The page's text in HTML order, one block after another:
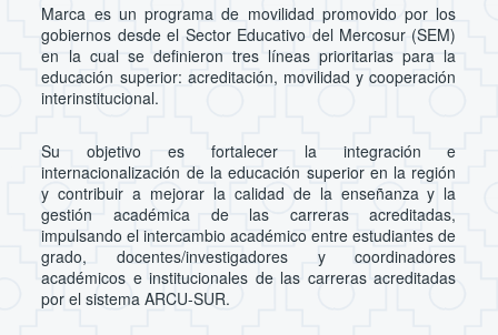
Marca es un programa de movilidad promovido por los
gobiernos desde el Sector Educativo del Mercosur (SEM)
en la cual se definieron tres líneas prioritarias para la
educación superior: acreditación, movilidad y cooperación
interinstitucional.
Su objetivo es fortalecer la integración e
internacionalización de la educación superior en la región
y contribuir a mejorar la calidad de la enseñanza y la
gestión académica de las carreras acreditadas,
impulsando el intercambio académico entre estudiantes de
grado, docentes/investigadores y coordinadores
académicos e institucionales de las carreras acreditadas
por el sistema ARCU-SUR.